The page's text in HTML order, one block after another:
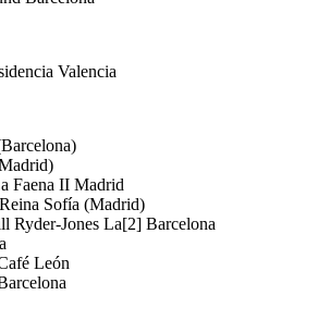
Valencia
Faena II Madrid
Sofía (Madrid)
Ryder-Jones La[2] Barcelona
León